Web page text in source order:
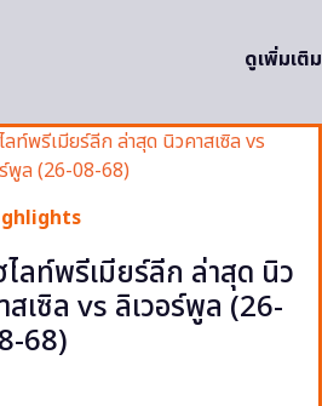
ดูเพิ่มเติม
ไลท์พรีเมียร์ลีก ล่าสุด นิว
สเซิล vs ลิเวอร์พูล (26-
68)